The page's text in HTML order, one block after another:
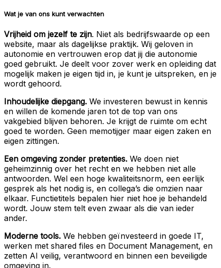
Wat je van ons kunt verwachten
Vrijheid om jezelf te zijn. Niet als bedrijfswaarde op een
website, maar als dagelijkse praktijk. Wij geloven in
autonomie en vertrouwen erop dat jij die autonomie
goed gebruikt. Je deelt voor zover werk en opleiding dat
mogelijk maken je eigen tijd in, je kunt je uitspreken, en je
wordt gehoord.
Inhoudelijke diepgang. We investeren bewust in kennis
en willen de komende jaren tot de top van ons
vakgebied blijven behoren. Je krijgt de ruimte om echt
goed te worden. Geen memotijger maar eigen zaken en
eigen zittingen.
Een omgeving zonder pretenties. We doen niet
geheimzinnig over het recht en we hebben niet alle
antwoorden. Wel een hoge kwaliteitsnorm, een eerlijk
gesprek als het nodig is, en collega’s die omzien naar
elkaar. Functietitels bepalen hier niet hoe je behandeld
wordt. Jouw stem telt even zwaar als die van ieder
ander.
Moderne tools. We hebben geïnvesteerd in goede IT,
werken met shared files en Document Management, en
zetten AI veilig, verantwoord en binnen een beveiligde
omgeving in.